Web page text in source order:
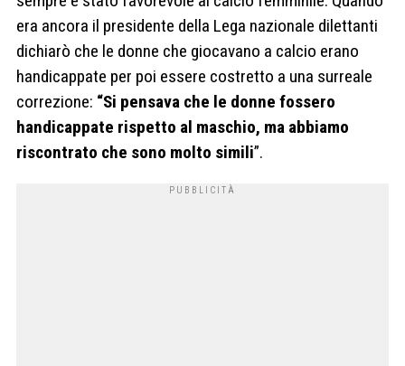
era ancora il presidente della Lega nazionale dilettanti
dichiarò che le donne che giocavano a calcio erano
handicappate per poi essere costretto a una surreale
correzione: “Si pensava che le donne fossero
handicappate rispetto al maschio, ma abbiamo
riscontrato che sono molto simili”.